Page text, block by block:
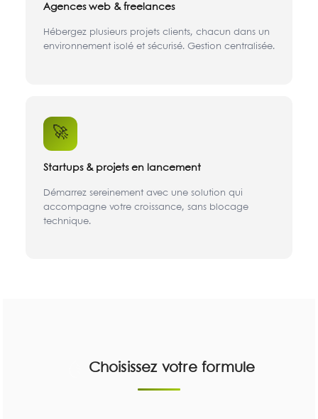
Agences web & freelances
Hébergez plusieurs projets clients, chacun dans un
environnement isolé et sécurisé. Gestion centralisée.
🚀
Startups & projets en lancement
Démarrez sereinement avec une solution qui
accompagne votre croissance, sans blocage
technique.
Choisissez votre formule